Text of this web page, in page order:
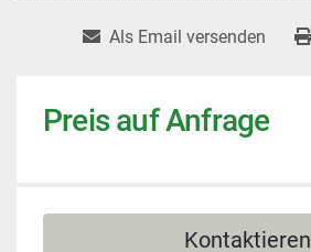
Als Email versenden
Preis auf Anfrage
Kontaktieren